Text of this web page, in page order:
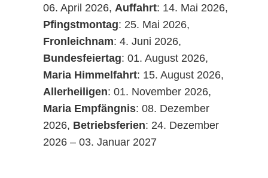
Einer Kompensation von
Fensterbelägen und
Farbeinflüssen durch Flaschen
und Medium
TurBiScat – a
star is born
06. April 2026, Auffahrt: 14. Mai 2026,
Pfingstmontag: 25. Mai 2026,
Fronleichnam: 4. Juni 2026,
Bundesfeiertag: 01. August 2026,
Maria Himmelfahrt: 15. August 2026,
Allerheiligen: 01. November 2026,
Maria Empfängnis: 08. Dezember
2026, Betriebsferien: 24. Dezember
2026 – 03. Januar 2027